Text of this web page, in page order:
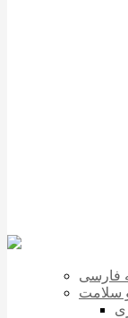
فارسی
سلامت